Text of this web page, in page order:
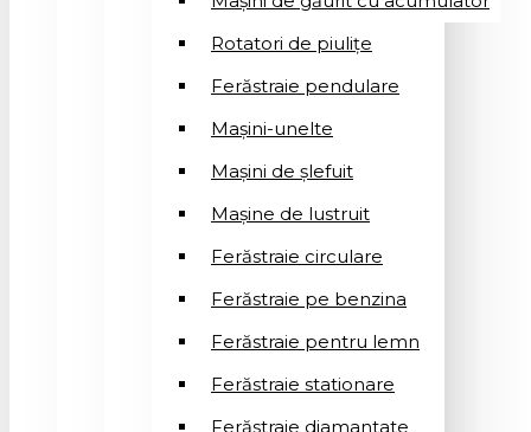
Rotatori de piuliţe
Ferăstraie pendulare
Mașini-unelte
Mașini de șlefuit
Mașinе de lustruit
Ferăstraie circulare
Ferăstraie pe benzina
Ferăstraie pentru lemn
Ferăstraie stationare
Ferăstraie diamantate